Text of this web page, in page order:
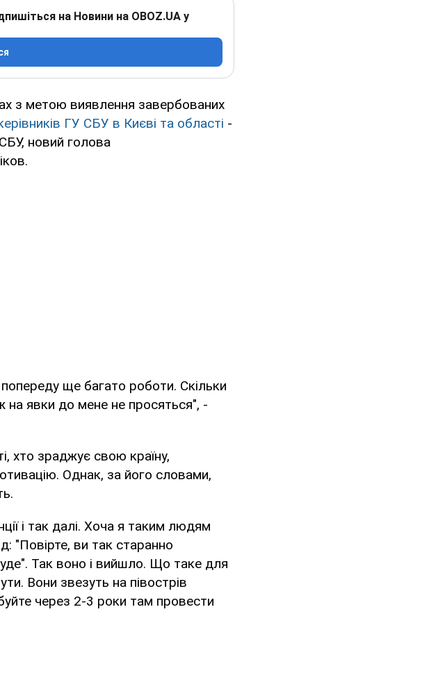
на Новини на OBOZ.UA у
з метою виявлення завербованих
ГУ СБУ в Києві та області -
новий голова
ще багато роботи. Скільки
явки до мене не просяться", -
хто зраджує свою країну,
Однак, за його словами,
і так далі. Хоча я таким людям
"Повірте, ви так старанно
Так воно і вийшло. Що таке для
Вони звезуть на півострів
через 2-3 роки там провести